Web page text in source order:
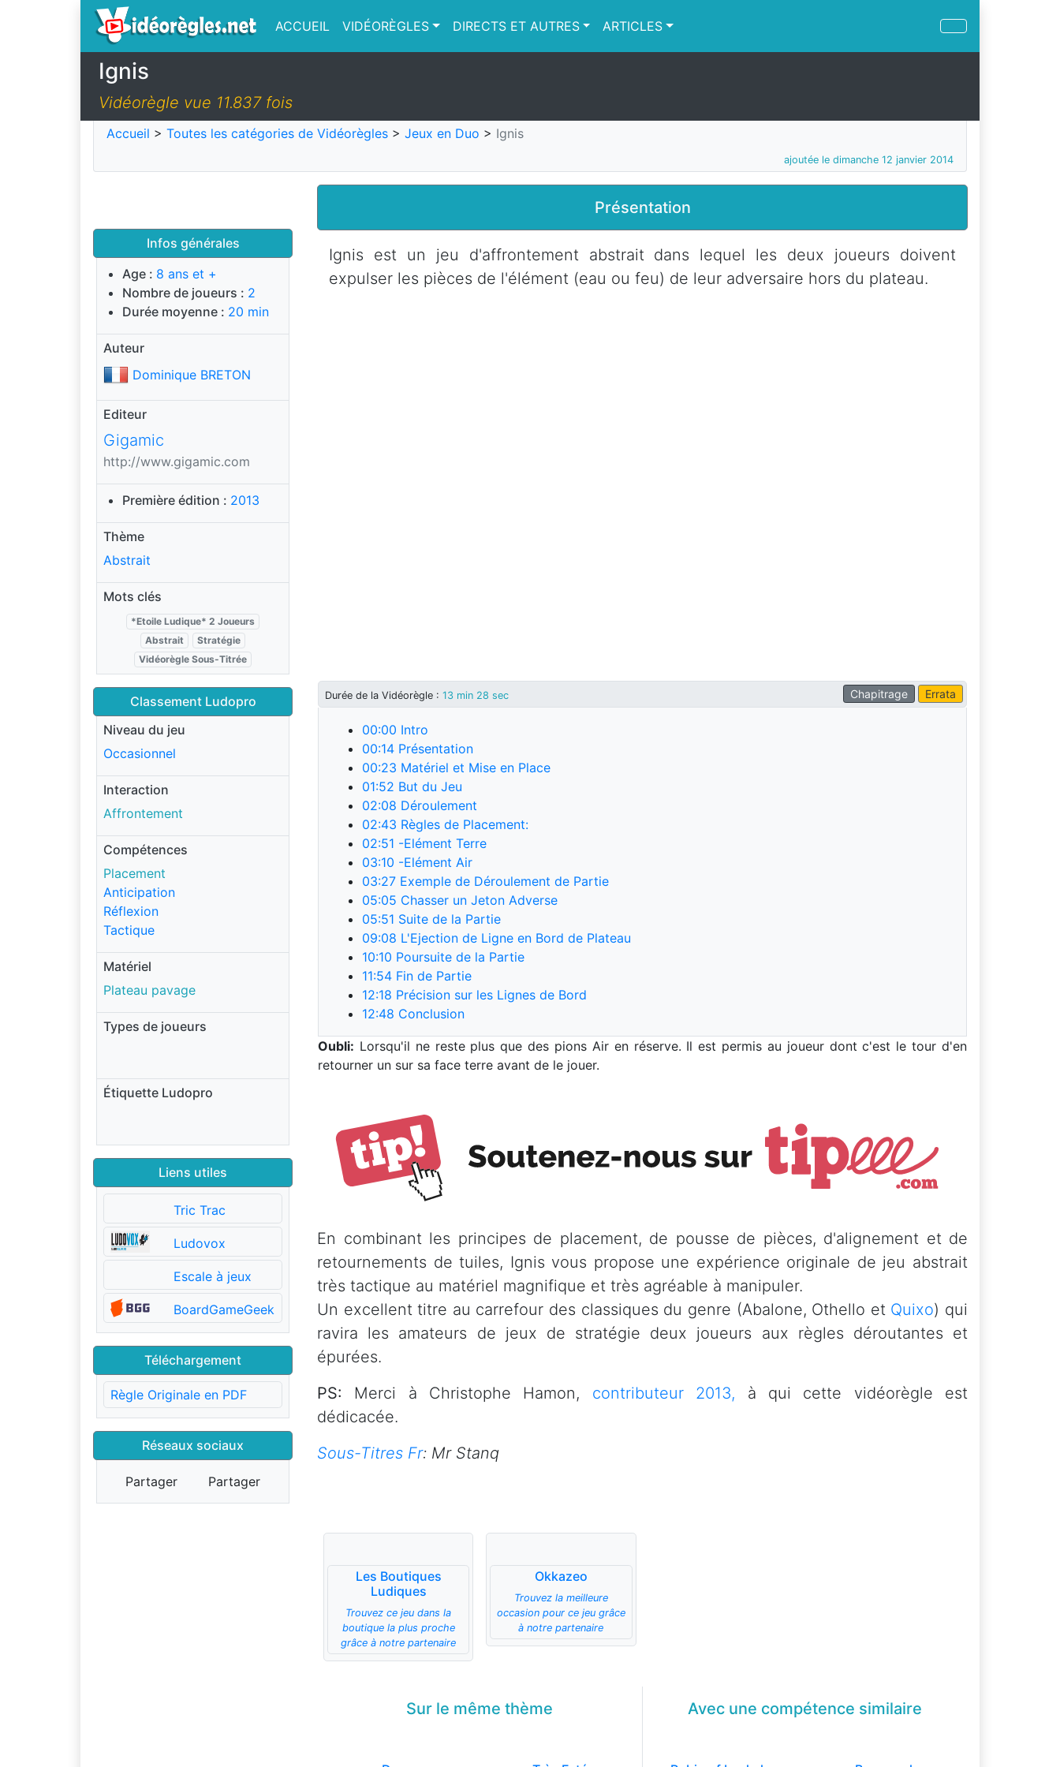
ACCUEIL VIDÉORÈGLES DIRECTS ET AUTRES ARTICLES
Ignis
Vidéorègle vue 11.837 fois
Accueil > Toutes les catégories de Vidéorègles > Jeux en Duo > Ignis
ajoutée le dimanche 12 janvier 2014
Infos générales
Age : 8 ans et +
Nombre de joueurs : 2
Durée moyenne : 20 min
Auteur
Dominique BRETON
Editeur
Gigamic
http://www.gigamic.com
Première édition : 2013
Thème
Abstrait
Mots clés
*Etoile Ludique* 2 Joueurs
Abstrait
Stratégie
Vidéorègle Sous-Titrée
Classement Ludopro
Niveau du jeu
Occasionnel
Interaction
Affrontement
Compétences
Placement
Anticipation
Réflexion
Tactique
Matériel
Plateau pavage
Types de joueurs
Étiquette Ludopro
Liens utiles
Tric Trac
Ludovox
Escale à jeux
BoardGameGeek
Téléchargement
Règle Originale en PDF
Réseaux sociaux
Partager Partager
Présentation
Ignis est un jeu d'affrontement abstrait dans lequel les deux joueurs doivent
expulser les pièces de l'élément (eau ou feu) de leur adversaire hors du plateau.
Durée de la Vidéorègle : 13 min 28 sec Errata
Chapitrage
00:00 Intro
00:14 Présentation
00:23 Matériel et Mise en Place
01:52 But du Jeu
02:08 Déroulement
02:43 Règles de Placement:
02:51 -Elément Terre
03:10 -Elément Air
03:27 Exemple de Déroulement de Partie
05:05 Chasser un Jeton Adverse
05:51 Suite de la Partie
09:08 L'Ejection de Ligne en Bord de Plateau
10:10 Poursuite de la Partie
11:54 Fin de Partie
12:18 Précision sur les Lignes de Bord
12:48 Conclusion
Oubli: Lorsqu'il ne reste plus que des pions Air en réserve. Il est permis au joueur dont c'est le tour d'en
retourner un sur sa face terre avant de le jouer.
En combinant les principes de placement, de pousse de pièces, d'alignement et de
retournements de tuiles, Ignis vous propose une expérience originale de jeu abstrait
très tactique au matériel magnifique et très agréable à manipuler.
Un excellent titre au carrefour des classiques du genre (Abalone, Othello et Quixo) qui
ravira les amateurs de jeux de stratégie deux joueurs aux règles déroutantes et
épurées.
PS: Merci à Christophe Hamon, contributeur 2013, à qui cette vidéorègle est
dédicacée.
Sous-Titres Fr: Mr Stanq
Les Boutiques
Ludiques
Trouvez ce jeu dans la
boutique la plus proche
grâce à notre partenaire
Okkazeo
Trouvez la meilleure
occasion pour ce jeu grâce
à notre partenaire
Sur le même thème Avec une compétence similaire